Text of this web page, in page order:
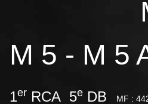
M 5 - M 5
1er RCA 5e DB MF :